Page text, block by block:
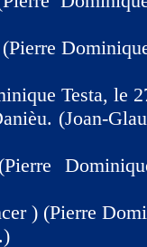
Testa, le
(Joan-
) (Pierre